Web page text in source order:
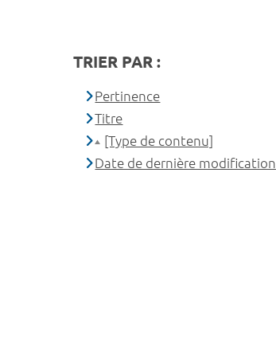
TRIER PAR :
Pertinence
Titre
[Type de contenu]
Date de dernière modification